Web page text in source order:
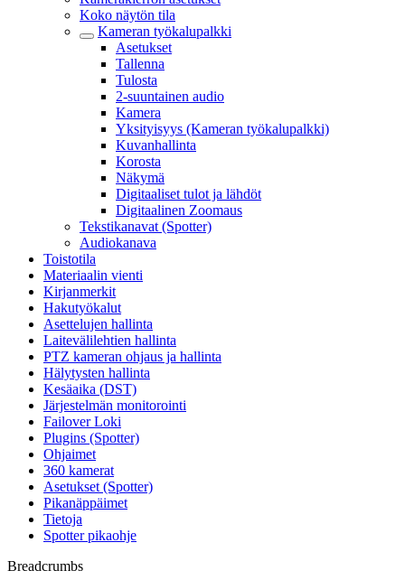
Koko näytön tila
Kameran työkalupalkki
Asetukset
Tallenna
Tulosta
2-suuntainen audio
Kamera
Yksityisyys (Kameran työkalupalkki)
Kuvanhallinta
Korosta
Näkymä
Digitaaliset tulot ja lähdöt
Digitaalinen Zoomaus
Tekstikanavat (Spotter)
Audiokanava
Toistotila
Materiaalin vienti
Kirjanmerkit
Hakutyökalut
Asettelujen hallinta
Laitevälilehtien hallinta
PTZ kameran ohjaus ja hallinta
Hälytysten hallinta
Kesäaika (DST)
Järjestelmän monitorointi
Failover Loki
Plugins (Spotter)
Ohjaimet
360 kamerat
Asetukset (Spotter)
Pikanäppäimet
Tietoja
Spotter pikaohje
Breadcrumbs